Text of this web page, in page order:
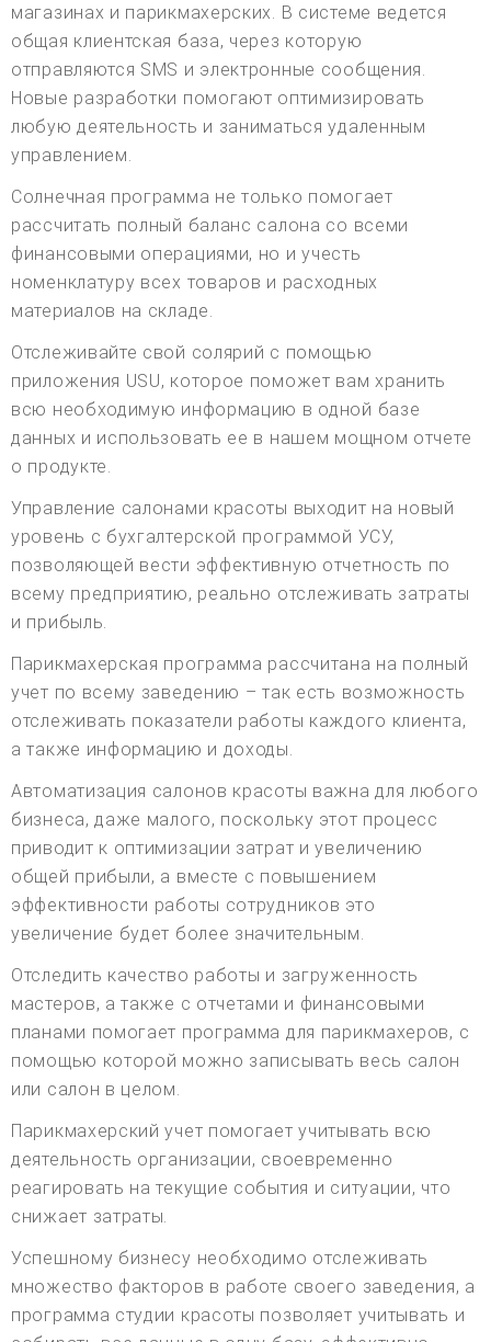
магазинах и парикмахерских. В системе ведется
общая клиентская база, через которую
отправляются SMS и электронные сообщения.
Новые разработки помогают оптимизировать
любую деятельность и заниматься удаленным
управлением.
Солнечная программа не только помогает
рассчитать полный баланс салона со всеми
финансовыми операциями, но и учесть
номенклатуру всех товаров и расходных
материалов на складе.
Отслеживайте свой солярий с помощью
приложения USU, которое поможет вам хранить
всю необходимую информацию в одной базе
данных и использовать ее в нашем мощном отчете
о продукте.
Управление салонами красоты выходит на новый
уровень с бухгалтерской программой УСУ,
позволяющей вести эффективную отчетность по
всему предприятию, реально отслеживать затраты
и прибыль.
Парикмахерская программа рассчитана на полный
учет по всему заведению – так есть возможность
отслеживать показатели работы каждого клиента,
а также информацию и доходы.
Автоматизация салонов красоты важна для любого
бизнеса, даже малого, поскольку этот процесс
приводит к оптимизации затрат и увеличению
общей прибыли, а вместе с повышением
эффективности работы сотрудников это
увеличение будет более значительным.
Отследить качество работы и загруженность
мастеров, а также с отчетами и финансовыми
планами помогает программа для парикмахеров, с
помощью которой можно записывать весь салон
или салон в целом.
Парикмахерский учет помогает учитывать всю
деятельность организации, своевременно
реагировать на текущие события и ситуации, что
снижает затраты.
Успешному бизнесу необходимо отслеживать
множество факторов в работе своего заведения, а
программа студии красоты позволяет учитывать и